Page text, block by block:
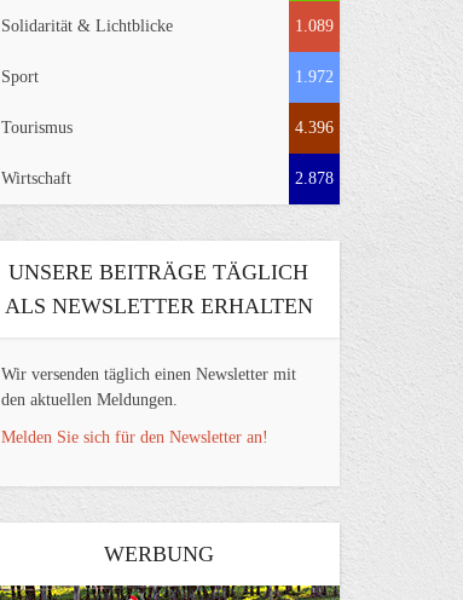
Solidarität & Lichtblicke 1.089
Sport 1.972
Tourismus 4.396
Wirtschaft 2.878
UNSERE BEITRÄGE TÄGLICH
ALS NEWSLETTER ERHALTEN
Wir versenden täglich einen Newsletter mit
den aktuellen Meldungen.
Melden Sie sich für den Newsletter an!
WERBUNG